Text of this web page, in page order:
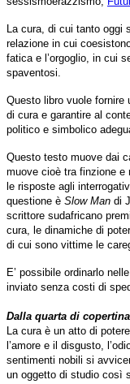
La cura, di cui tanto oggi
relazione in cui
fatica e l’orgoglio, in cui
spaventosi.
Questo libro vuole fornire
di cura e garantire al
politico e simbolico
Questo testo muove dai
muove cioè tra finzione e
le risposte agli
questione è Slow Man di
scrittore sudafricano
cura, le dinamiche di
di cui sono vittime le
E’ possibile ordinarlo
inviato senza costi di
Dalla quarta di
La cura è un atto di
l’amore e il disgusto,
sentimenti nobili si
un oggetto di studio così